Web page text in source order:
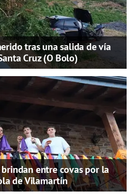
tras una salida de vía
Cruz (O Bolo)
entre covas por la
de Vilamartín